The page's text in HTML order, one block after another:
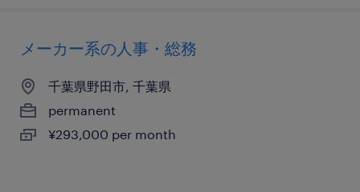
メーカー系の人事・総務
千葉県野田市, 千葉県
permanent
¥293,000 per month